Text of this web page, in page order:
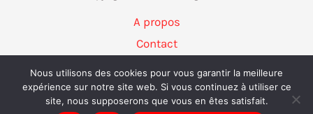
A propos
Contact
Mentions légales
Plan du site
Nous utilisons des cookies pour vous garantir la meilleure
expérience sur notre site web. Si vous continuez à utiliser ce
site, nous supposerons que vous en êtes satisfait.